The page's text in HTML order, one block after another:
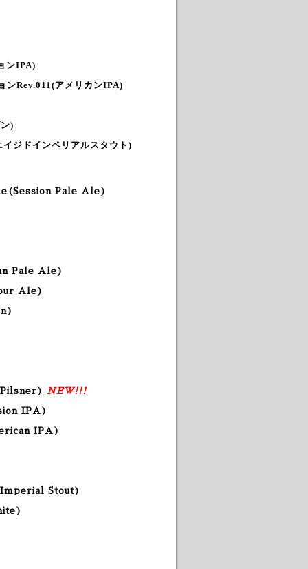
ンIPA)
ンRev.011(アメリカンIPA)
)
イジドインペリアルスタウト)
Pale Ale)
Pale Ale)
Ale)
)
Pilsner) NEW!!!
IPA)
IPA)
Stout)